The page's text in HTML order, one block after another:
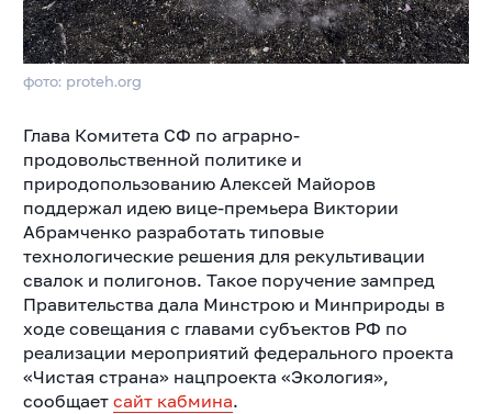
фото: proteh.org
Глава Комитета СФ по аграрно-
продовольственной политике и
природопользованию Алексей Майоров
поддержал идею вице-премьера Виктории
Абрамченко разработать типовые
технологические решения для рекультивации
свалок и полигонов. Такое поручение зампред
Правительства дала Минстрою и Минприроды в
ходе совещания с главами субъектов РФ по
реализации мероприятий федерального проекта
«Чистая страна» нацпроекта «Экология»,
сообщает сайт кабмина.